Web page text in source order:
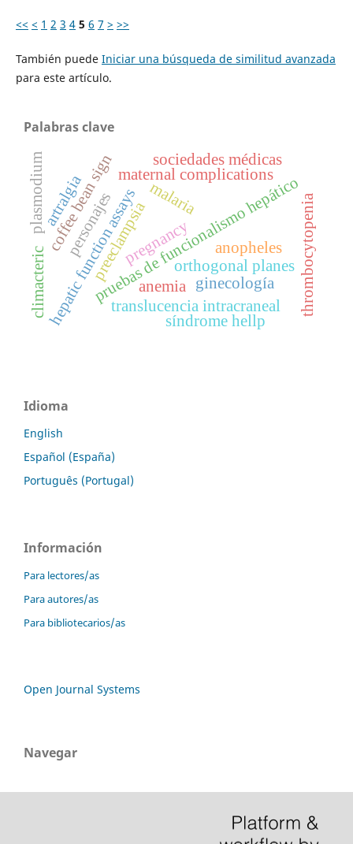
<< < 1 2 3 4 5 6 7 > >>
También puede Iniciar una búsqueda de similitud avanzada
para este artículo.
Palabras clave
pruebas de funcionalismo hepático
preeclampsia
hepatic function assays
maternal complications
translucencia intracraneal
orthogonal planes
coffee bean sign malaria
plasmodium
anopheles
pregnancy
personajes
sociedades médicas
ginecología
síndrome hellp
anemia thrombocytopenia
artralgia
climacteric
Idioma
English
Español (España)
Português (Portugal)
Información
Para lectores/as
Para autores/as
Para bibliotecarios/as
Open Journal Systems
Navegar